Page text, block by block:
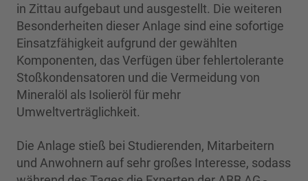
in Zittau aufgebaut und ausgestellt. Die weiteren
Besonderheiten dieser Anlage sind eine sofortige
Einsatzfähigkeit aufgrund der gewählten
Komponenten, das Verfügen über fehlertolerante
Stoßkondensatoren und die Vermeidung von
Mineralöl als Isolieröl für mehr
Umweltverträglichkeit.
Die Anlage stieß bei Studierenden, Mitarbeitern
und Anwohnern auf sehr großes Interesse, sodass